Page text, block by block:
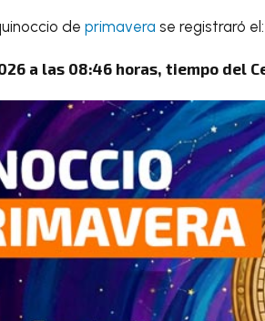
de primavera se registraró el:
a las 08:46 horas, tiempo del